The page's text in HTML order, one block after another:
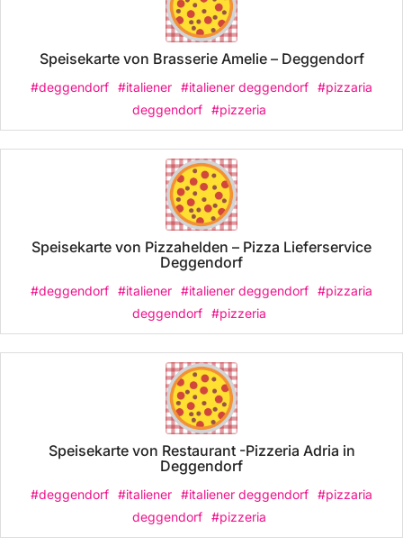
Speisekarte von Brasserie Amelie – Deggendorf
#deggendorf #italiener #italiener deggendorf #pizzaria
deggendorf #pizzeria
Speisekarte von Pizzahelden – Pizza Lieferservice
Deggendorf
#deggendorf #italiener #italiener deggendorf #pizzaria
deggendorf #pizzeria
Speisekarte von Restaurant -Pizzeria Adria in
Deggendorf
#deggendorf #italiener #italiener deggendorf #pizzaria
deggendorf #pizzeria